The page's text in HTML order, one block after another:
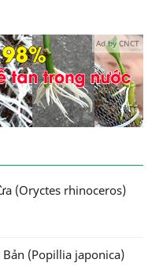
Ad by CNCT
(Oryctes rhinoceros)
(Popillia japonica)